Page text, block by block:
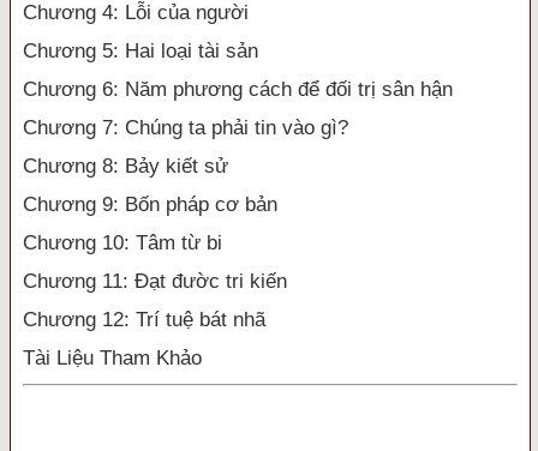
Chương 4: Lỗi của người
Chương 5: Hai loại tài sản
Chương 6: Năm phương cách để đối trị sân hận
Chương 7: Chúng ta phải tin vào gì?
Chương 8: Bảy kiết sử
Chương 9: Bốn pháp cơ bản
Chương 10: Tâm từ bi
Chương 11: Đạt đườc tri kiến
Chương 12: Trí tuệ bát nhã
Tài Liệu Tham Khảo